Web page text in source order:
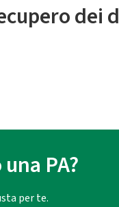
dei
PA?
per te.